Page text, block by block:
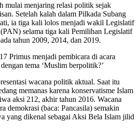
mulai menjaring relasi politik sejak
Setelah kalah dalam Pilkada Subang
ia tiga kali lolos menjadi wakil Legislatif
selama tiga kali Pemilihan Legislatif
tahun 2009, 2014, dan 2019.
Primus menjadi pembicara di acara
tema ‘Muslim berpolitik?’
wacana politik aktual. Saat itu
memanas karena konservatisme Islam
aksi 212, akhir tahun 2016. Wacana
demokrasi (baca: Pancasila) semakin
yang dikenal sebagai Aksi Bela Islam jilid